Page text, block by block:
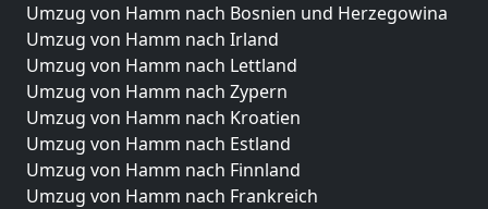
Umzug von Hamm nach Bosnien und Herzegowina
Umzug von Hamm nach Irland
Umzug von Hamm nach Lettland
Umzug von Hamm nach Zypern
Umzug von Hamm nach Kroatien
Umzug von Hamm nach Estland
Umzug von Hamm nach Finnland
Umzug von Hamm nach Frankreich